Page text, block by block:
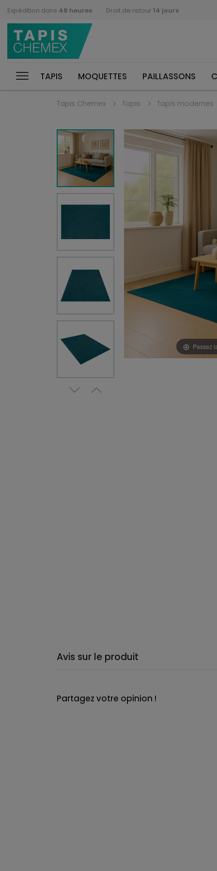
Expédition dans 48 heures Droit de retour 14 jours
TAPIS MOQUETTES PAILLASSONS
Tapis Chemex Tapis Tapis modernes
Passez
Avis sur le produit
Partagez votre opinion !